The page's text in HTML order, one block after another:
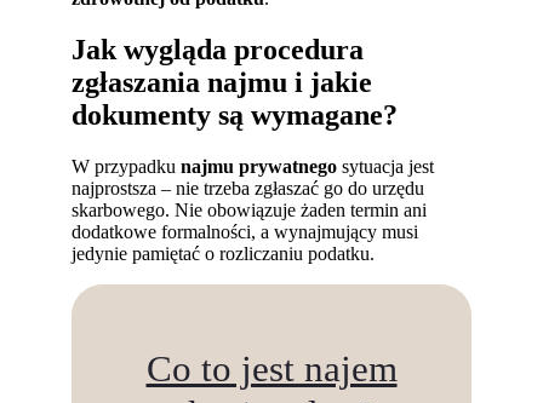
Jak wygląda procedura
zgłaszania najmu i jakie
dokumenty są wymagane?
W przypadkunajmu prywatnego sytuacja jest
najprostsza – nie trzeba zgłaszać go do urzędu
skarbowego. Nie obowiązuje żaden termin ani
dodatkowe formalności, a wynajmujący musi
jedynie pamiętać o rozliczaniu podatku.
Co to jest najem